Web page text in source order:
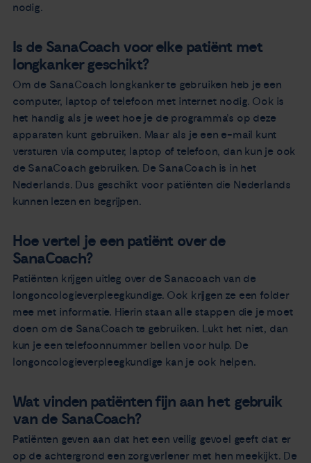
nodig.
Is de SanaCoach voor elke patiënt met
longkanker geschikt?
Om de SanaCoach longkanker te gebruiken heb je een
computer, laptop of telefoon met internet nodig. Ook is
het handig als je weet hoe je de programma’s op deze
apparaten kunt gebruiken. Maar als je een e-mail kunt
versturen via computer, laptop of telefoon, dan kun je ook
de SanaCoach gebruiken. De SanaCoach is in het
Nederlands. Dus geschikt voor patiënten die Nederlands
kunnen lezen en begrijpen.
Hoe vertel je een patiënt over de
SanaCoach?
Patiënten krijgen uitleg over de Sanacoach van de
longoncologieverpleegkundige. Ook krijgen ze een folder
mee met informatie. Hierin staan alle stappen die je moet
doen om de SanaCoach te gebruiken. Lukt het niet, dan
kun je een telefoonnummer bellen voor hulp. De
longoncologieverpleegkundige kan je ook helpen.
Wat vinden patiënten fijn aan het gebruik
van de SanaCoach?
Patiënten geven aan dat het een veilig gevoel geeft dat er
op de achtergrond een zorgverlener met hen meekijkt. De